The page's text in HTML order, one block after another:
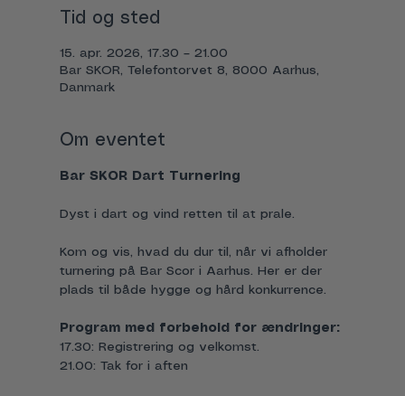
Tid og sted
15. apr. 2026, 17.30 – 21.00
Bar SKOR, Telefontorvet 8, 8000 Aarhus,
Danmark
Om eventet
Bar SKOR Dart Turnering
Dyst i dart og vind retten til at prale.
Kom og vis, hvad du dur til, når vi afholder
turnering på Bar Scor i Aarhus. Her er der
plads til både hygge og hård konkurrence.
Program med forbehold for ændringer:
17.30: Registrering og velkomst.
21.00: Tak for i aften